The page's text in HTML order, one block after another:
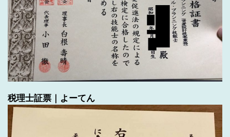
税理士証票｜よーてん